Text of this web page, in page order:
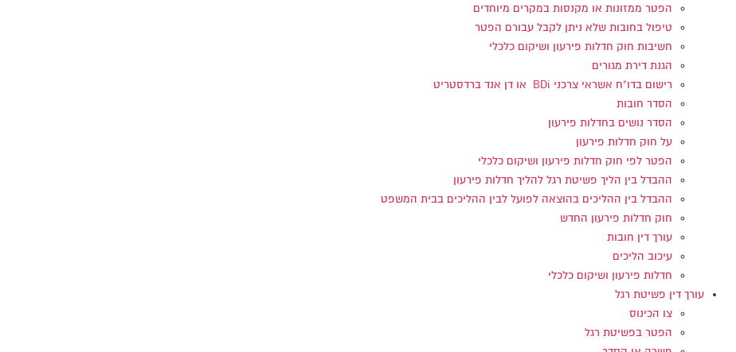
הפטר ממזונות או מקנסות במקרים מיוחדים
טיפול בחובות שלא ניתן לקבל עבורם הפטר
חשיבות חוק חדלות פירעון ושיקום כלכלי
הגנת דירת מגורים
רישום בדו"ח אשראי צרכני BDi או דן אנד ברדסטריט
הסדר חובות
הסדר נושים בחדלות פירעון
על חוק חדלות פירעון
הפטר לפי חוק חדלות פירעון ושיקום כלכלי
ההבדל בין הליך פשיטת רגל להליך חדלות פירעון
ההבדל בין ההליכים בהוצאה לפועל לבין ההליכים בבית המשפט
חוק חדלות פירעון החדש
עורך דין חובות
עיכוב הליכים
חדלות פירעון ושיקום כלכלי
עורך דין פשיטת רגל
צו הכינוס
הפטר בפשיטת רגל